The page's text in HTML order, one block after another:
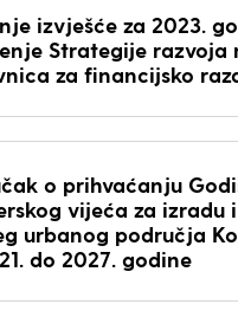
izvješće za 2023.
Strategije
za financijsko
o prihvaćanju
vijeća za
urbanog područja
do 2027. godine